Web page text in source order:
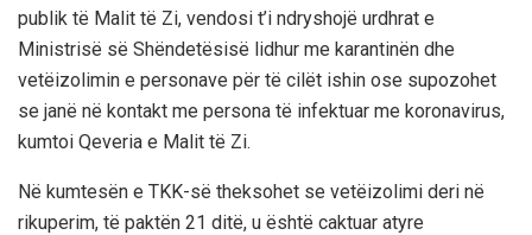
publik të Malit të Zi, vendosi t’i ndryshojë urdhrat e
Ministrisë së Shëndetësisë lidhur me karantinën dhe
vetëizolimin e personave për të cilët ishin ose supozohet
se janë në kontakt me persona të infektuar me koronavirus,
kumtoi Qeveria e Malit të Zi.
Në kumtesën e TKK-së theksohet se vetëizolimi deri në
rikuperim, të paktën 21 ditë, u është caktuar atyre